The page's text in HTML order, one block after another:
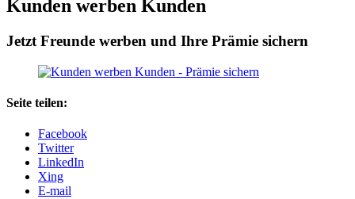
Kunden werben Kunden
Jetzt Freunde werben und Ihre Prämie sichern
Seite teilen:
Facebook
Twitter
LinkedIn
Xing
E-mail